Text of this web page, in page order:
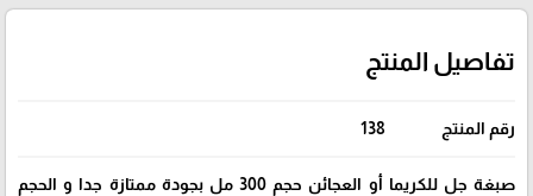
تفاصيل المنتج
رقم المنتج 138
صبغة جل للكريما أو العجائن حجم 300 مل بجودة ممتازة جدا و الحجم